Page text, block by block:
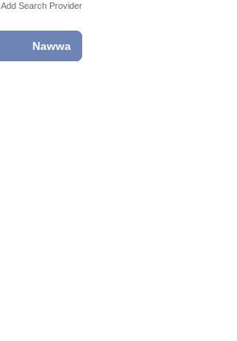
Add Search Provider
Nawwa